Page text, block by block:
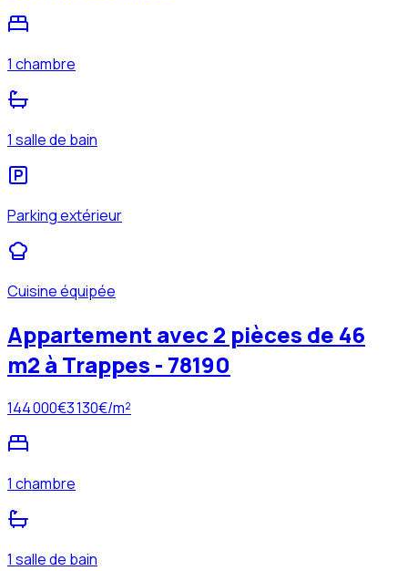
1 chambre
1 salle de bain
Parking extérieur
Cuisine équipée
Appartement avec 2 pièces de 46
m2 à Trappes - 78190
144 000€3 130€/m²
1 chambre
1 salle de bain